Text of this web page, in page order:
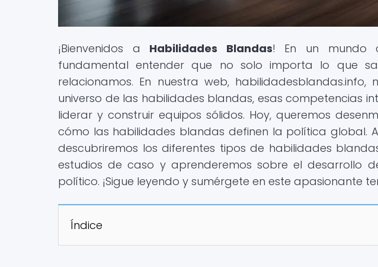
¡Bienvenidos a Habilidades Blandas! En un mundo
fundamental entender que no solo importa lo que
relacionamos. En nuestra web,
universo de las habilidades blandas, esas competencias
liderar y construir equipos sólidos. Hoy, queremos
cómo las habilidades blandas definen la política global.
descubriremos los diferentes tipos de habilidades
estudios de caso y aprenderemos sobre el desarrollo
político. ¡Sigue leyendo y sumérgete en este apasionante
Índice